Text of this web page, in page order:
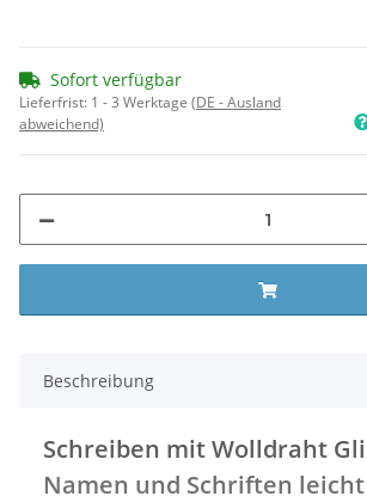
Sofort verfügbar
Lieferfrist: 1 - 3 Werktage (DE - Ausland
abweichend)
Beschreibung
Schreiben mit Wolldraht
Namen und Schriften